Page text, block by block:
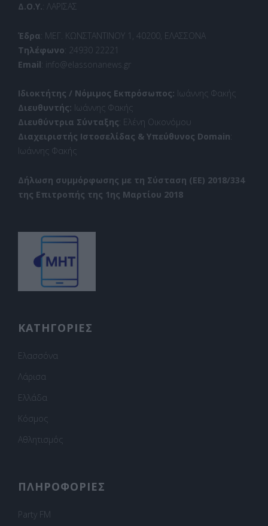
Δ.Ο.Υ.: ΛΑΡΙΣΑΣ
Έδρα: ΜΕΓ. ΚΩΝΣΤΑΝΤΙΝΟΥ 1, 40200, ΕΛΑΣΣΟΝΑ
Τηλέφωνο: 24930 22221
Email: info@elassonanews.gr
Ιδιοκτήτης / Νόμιμος Εκπρόσωπος: Ιωάννης Φακής
Διευθυντής: Ιωάννης Φακής
Διευθύντρια Σύνταξης: Ελένη Οικονόμου
Διαχειριστής Ιστοσελίδας & Υπεύθυνος Domain:
Ιωάννης Φακής
Δήλωση συμμόρφωσης με τη Σύσταση (ΕΕ) 2018/334
της Επιτροπής της 1ης Μαρτίου 2018
ΚΑΤΗΓΟΡΙΕΣ
Ελασσόνα
Λάρισα
Ελλάδα
Κόσμος
Αθλητισμός
ΠΛΗΡΟΦΟΡΙΕΣ
Party FM